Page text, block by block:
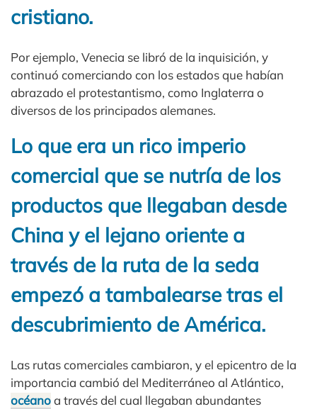
cristiano.
Por ejemplo, Venecia se libró de la inquisición, y
continuó comerciando con los estados que habían
abrazado el protestantismo, como Inglaterra o
diversos de los principados alemanes.
Lo que era un rico imperio
comercial que se nutría de los
productos que llegaban desde
China y el lejano oriente a
través de la ruta de la seda
empezó a tambalearse tras el
descubrimiento de América.
Las rutas comerciales cambiaron, y el epicentro de la
importancia cambió del Mediterráneo al Atlántico,
océanoa través del cual llegaban abundantes